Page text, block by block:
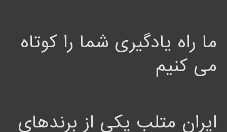
ما راه یادگیری شما را کوتاه
می کنیم
ایران متلب یکی از برندهای